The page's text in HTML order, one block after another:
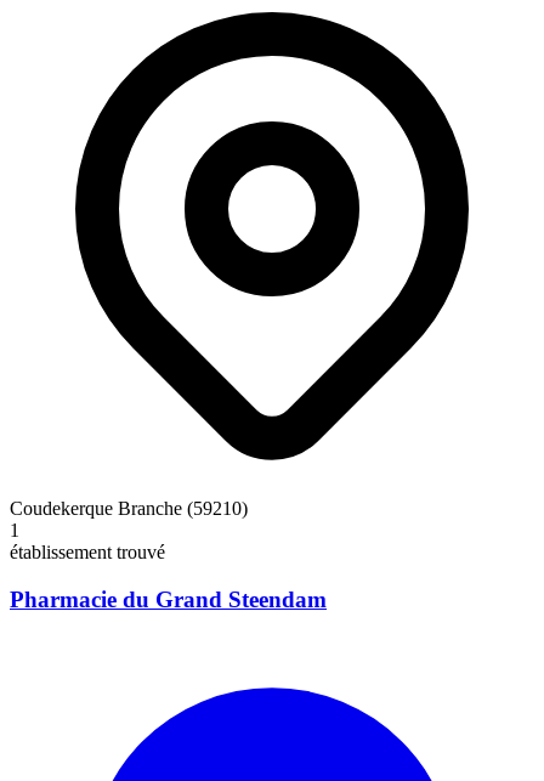
Coudekerque Branche (59210)
1
établissement trouvé
Pharmacie du Grand Steendam